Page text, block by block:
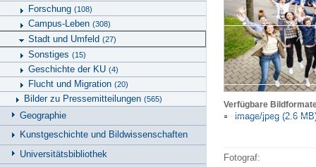
Forschung (108)
Campus-Leben (308)
Stadt und Umfeld (27)
Sonstiges (15)
Geschichte der KU (4)
Flucht und Migration (20)
Bilder zu Pressemitteilungen (565)
Geographie
Kunstgeschichte und Bildwissenschaften
Universitätsbibliothek
Verfügbare
image/jpeg (2.6
Fotograf: